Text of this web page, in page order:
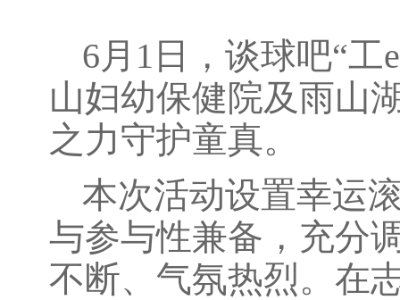
6月1日，谈球吧“
山妇幼保健院及雨山
之力守护童真。
本次活动设置幸运
与参与性兼备，充分
不断、气氛热烈。在